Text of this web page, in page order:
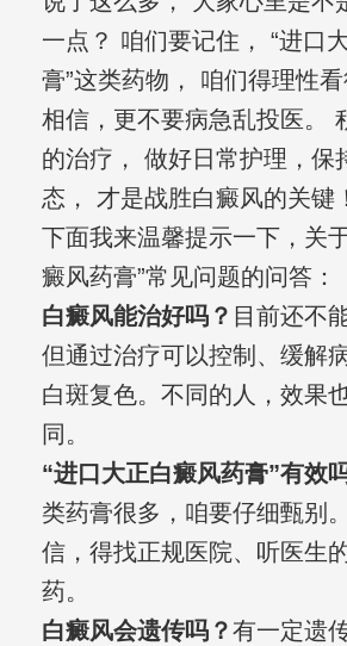
一点？ 咱们要记住， “进口
膏”这类药物， 咱们得理性
相信，更不要病急乱投医。
的治疗， 做好日常护理，保
态， 才是战胜白癜风的关键！
下面我来温馨提示一下，关
癜风药膏”常见问题的问答：
白癜风能治好吗？ 目前还不
但通过治疗可以控制、缓解
白斑复色。不同的人，效果
同。
“进口大正白癜风药膏”有效
类药膏很多，咱要仔细甄别
信，得找正规医院、听医生
药。
白癜风会遗传吗？有一定遗